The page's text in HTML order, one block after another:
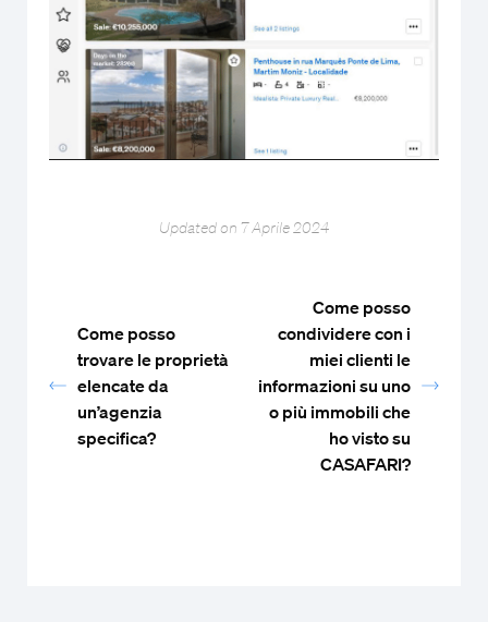
Updated on 7 Aprile 2024
Come posso
trovare le proprietà
elencate da
un’agenzia
specifica?
Come posso
condividere con i
miei clienti le
informazioni su uno
o più immobili che
ho visto su
CASAFARI?